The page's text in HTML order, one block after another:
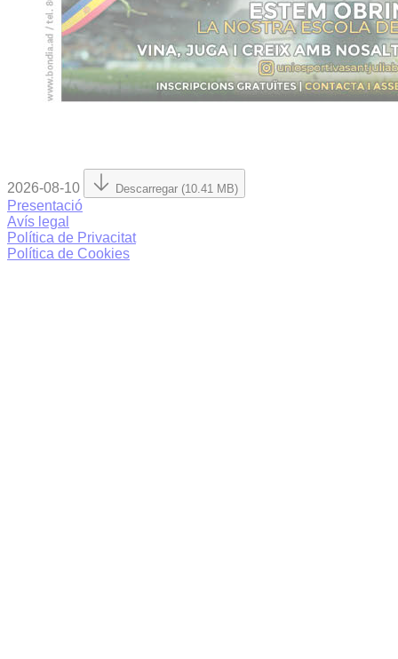
2026-08-10 Descarregar (10.41 MB)
Presentació
Avís legal
Política de Privacitat
Política de Cookies